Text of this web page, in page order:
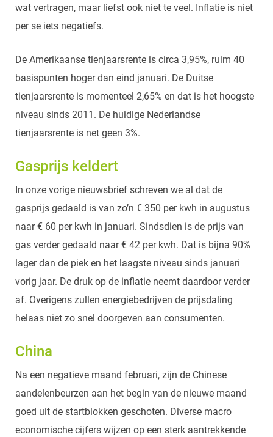
wat vertragen, maar liefst ook niet te veel. Inflatie is niet
per se iets negatiefs.
De Amerikaanse tienjaarsrente is circa 3,95%, ruim 40
basispunten hoger dan eind januari. De Duitse
tienjaarsrente is momenteel 2,65% en dat is het hoogste
niveau sinds 2011. De huidige Nederlandse
tienjaarsrente is net geen 3%.
Gasprijs keldert
In onze vorige nieuwsbrief schreven we al dat de
gasprijs gedaald is van zo’n € 350 per kwh in augustus
naar € 60 per kwh in januari. Sindsdien is de prijs van
gas verder gedaald naar € 42 per kwh. Dat is bijna 90%
lager dan de piek en het laagste niveau sinds januari
vorig jaar. De druk op de inflatie neemt daardoor verder
af. Overigens zullen energiebedrijven de prijsdaling
helaas niet zo snel doorgeven aan consumenten.
China
Na een negatieve maand februari, zijn de Chinese
aandelenbeurzen aan het begin van de nieuwe maand
goed uit de startblokken geschoten. Diverse macro
economische cijfers wijzen op een sterk aantrekkende